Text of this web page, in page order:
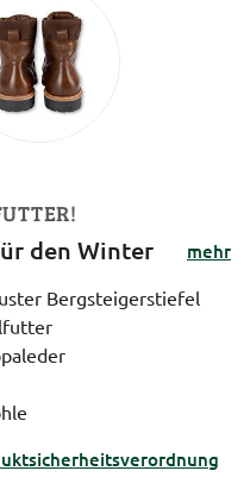
den Winter
mehr
Bergsteigerstiefel